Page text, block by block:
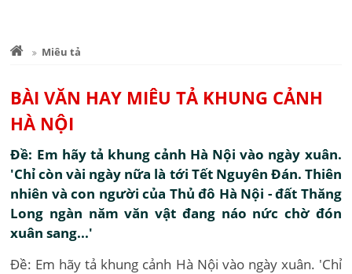
Miêu tả
BÀI VĂN HAY MIÊU TẢ KHUNG CẢNH
HÀ NỘI
Đề: Em hãy tả khung cảnh Hà Nội vào ngày xuân.
'Chỉ còn vài ngày nữa là tới Tết Nguyên Đán. Thiên
nhiên và con người của Thủ đô Hà Nội - đất Thăng
Long ngàn năm văn vật đang náo nức chờ đón
xuân sang...'
Đề: Em hãy tả khung cảnh Hà Nội vào ngày xuân. 'Chỉ